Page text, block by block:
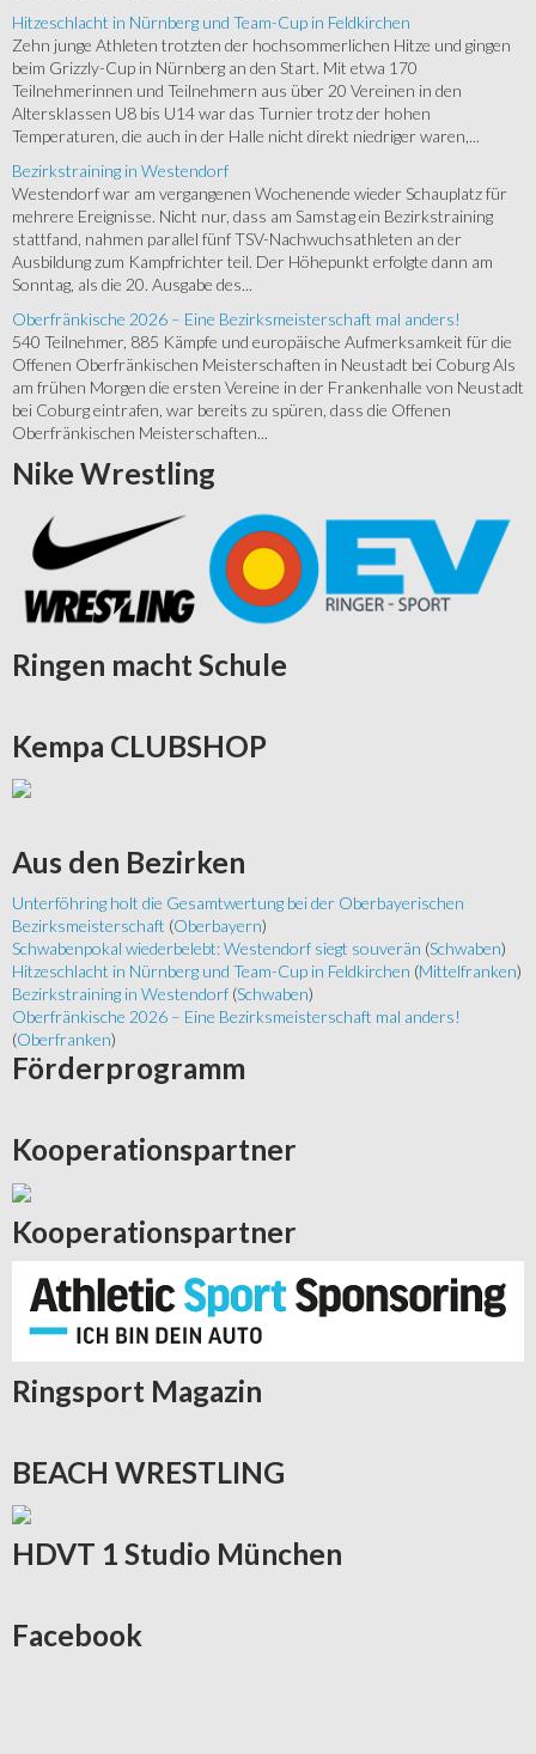
Hitzeschlacht in Nürnberg und Team-Cup in Feldkirchen
Zehn junge Athleten trotzten der hochsommerlichen Hitze und gingen
beim Grizzly-Cup in Nürnberg an den Start. Mit etwa 170
Teilnehmerinnen und Teilnehmern aus über 20 Vereinen in den
Altersklassen U8 bis U14 war das Turnier trotz der hohen
Temperaturen, die auch in der Halle nicht direkt niedriger waren,...
Bezirkstraining in Westendorf
Westendorf war am vergangenen Wochenende wieder Schauplatz für
mehrere Ereignisse. Nicht nur, dass am Samstag ein Bezirkstraining
stattfand, nahmen parallel fünf TSV-Nachwuchsathleten an der
Ausbildung zum Kampfrichter teil. Der Höhepunkt erfolgte dann am
Sonntag, als die 20. Ausgabe des...
Oberfränkische 2026 – Eine Bezirksmeisterschaft mal anders!
540 Teilnehmer, 885 Kämpfe und europäische Aufmerksamkeit für die
Offenen Oberfränkischen Meisterschaften in Neustadt bei Coburg Als
am frühen Morgen die ersten Vereine in der Frankenhalle von Neustadt
bei Coburg eintrafen, war bereits zu spüren, dass die Offenen
Oberfränkischen Meisterschaften...
Nike Wrestling
Ringen macht Schule
Kempa CLUBSHOP
Aus den Bezirken
Unterföhring holt die Gesamtwertung bei der Oberbayerischen
Bezirksmeisterschaft (Oberbayern)
Schwabenpokal wiederbelebt: Westendorf siegt souverän (Schwaben)
Hitzeschlacht in Nürnberg und Team-Cup in Feldkirchen (Mittelfranken)
Bezirkstraining in Westendorf (Schwaben)
Oberfränkische 2026 – Eine Bezirksmeisterschaft mal anders!
(Oberfranken)
Förderprogramm
Kooperationspartner
Kooperationspartner
Ringsport Magazin
BEACH WRESTLING
HDVT 1 Studio München
Facebook